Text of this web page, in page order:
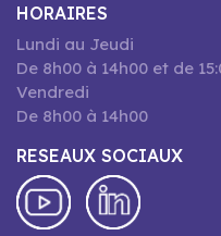
HORAIRES
Lundi au Jeudi
De 8h00 à 14h00 et de
Vendredi
De 8h00 à 14h00
RESEAUX SOCIAUX